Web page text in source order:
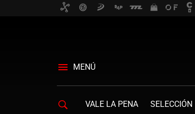
MENÚ
VALE LA PENA SELECCIÓN